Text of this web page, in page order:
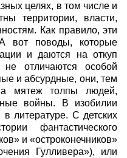
целях, в том числе и
территории, власти,
Как правило, эти
вот поводы, которые
и даются на откуп
отличаются особой
и абсурдные, они, тем
мятеж толпы людей,
войны. В изобилии
литературе. С детских
фантастического
и «остроконечников»
Гулливера»), или